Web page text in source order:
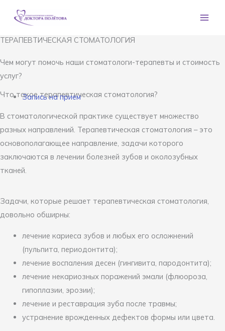
ТЕРАПЕВТИЧЕСКАЯ СТОМАТОЛОГИЯ
Чем могут помочь наши стоматологи-терапевты и стоимость
услуг?
Что такое терапевтическая стоматология?
В стоматологической практике существует множество
разных направлений. Терапевтическая стоматология – это
основополагающее направление, задачи которого
заключаются в лечении болезней зубов и околозубных
тканей.
Задачи, которые решает терапевтическая стоматология,
довольно обширны:
лечение кариеса зубов и любых его осложнений
(пульпита, периодонтита);
лечение воспаления десен (гингивита, пародонтита);
лечение некариозных поражений эмали (флюороза,
гипоплазии, эрозии);
лечение и реставрация зуба после травмы;
устранение врожденных дефектов формы или цвета.
Запись на прием